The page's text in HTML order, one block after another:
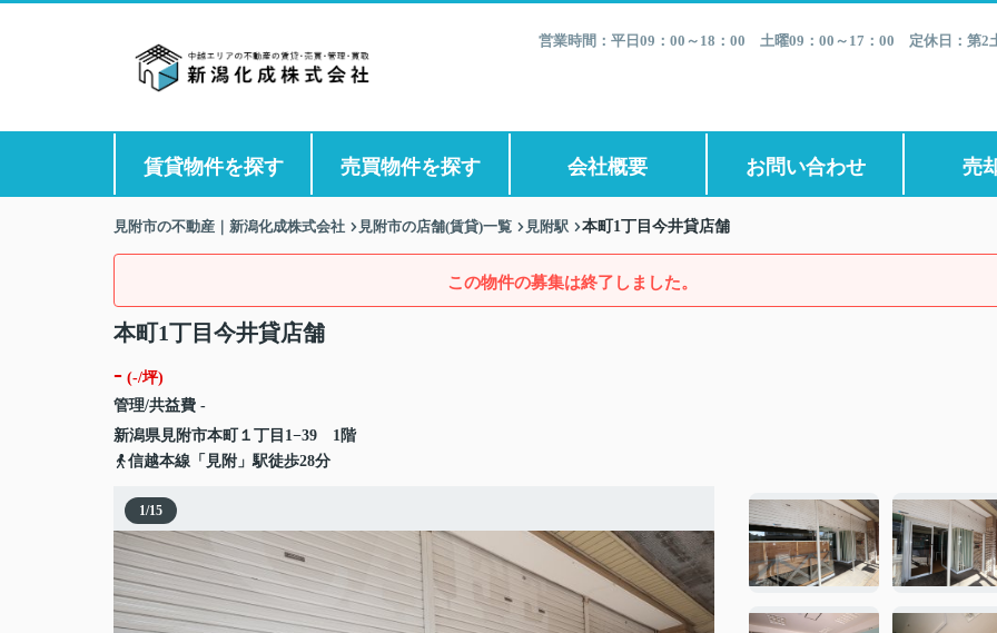
営業時間：平日09：00～18：00 土曜09：00～17：00 定休日：第
賃貸物件を探す 売買物件を探す 会社概要 お問い合わせ 売
見附市の不動産｜新潟化成株式会社 見附市の店舗(賃貸)一覧 見附駅 本町1丁目今井貸店舗
この物件の募集は終了しました。
本町1丁目今井貸店舗
- (-/坪)
管理/共益費 -
新潟県見附市本町
１丁目1−39 1階
信越本線「見附」駅徒歩28分
1/15